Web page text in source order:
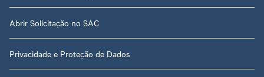
Abrir Solicitação no SAC
Privacidade e Proteção de Dados